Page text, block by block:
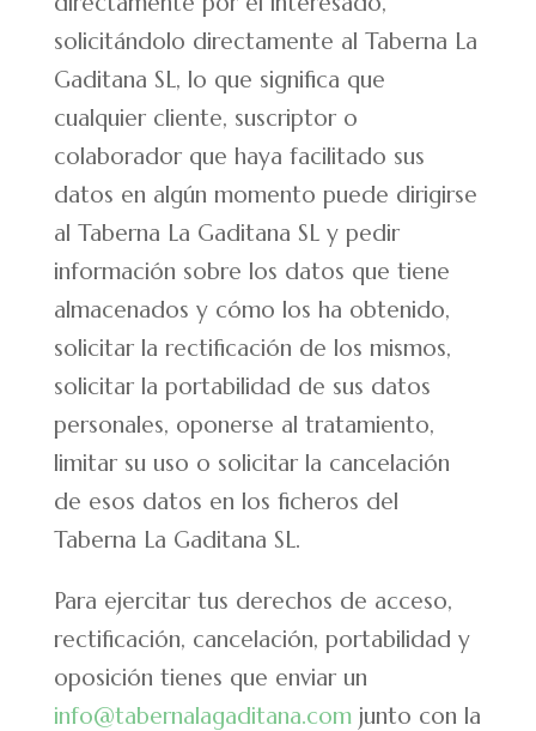
solicitándolo directamente al Taberna La
Gaditana SL, lo que significa que
cualquier cliente, suscriptor o
colaborador que haya facilitado sus
datos en algún momento puede dirigirse
al Taberna La Gaditana SL y pedir
información sobre los datos que tiene
almacenados y cómo los ha obtenido,
solicitar la rectificación de los mismos,
solicitar la portabilidad de sus datos
personales, oponerse al tratamiento,
limitar su uso o solicitar la cancelación
de esos datos en los ficheros del
Taberna La Gaditana SL.
Para ejercitar tus derechos de acceso,
rectificación, cancelación, portabilidad y
oposición tienes que enviar un
info@tabernalagaditana.comjunto con la